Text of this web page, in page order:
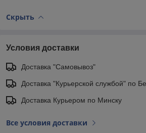
Скрыть
Условия доставки
Доставка "Самовывоз"
Доставка "Курьерской службой" по
Доставка Курьером по Минску
Все условия доставки